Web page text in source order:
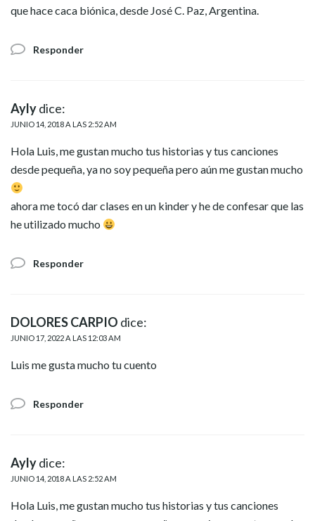
que hace caca biónica, desde José C. Paz, Argentina.
Responder
Aylydice:
JUNIO 14, 2018 A LAS 2:52 AM
Hola Luis, me gustan mucho tus historias y tus canciones
desde pequeña, ya no soy pequeña pero aún me gustan mucho
ahora me tocó dar clases en un kinder y he de confesar que las
he utilizado mucho
Responder
DOLORES CARPIO dice:
JUNIO 17, 2022 A LAS 12:03 AM
Luis me gusta mucho tu cuento
Responder
Aylydice:
JUNIO 14, 2018 A LAS 2:52 AM
Hola Luis, me gustan mucho tus historias y tus canciones